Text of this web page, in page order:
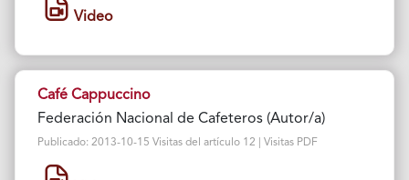
Video
Café Cappuccino
Federación Nacional de Cafeteros (Autor/a)
Publicado: 2013-10-15 Visitas del artículo 12 | Visitas PDF